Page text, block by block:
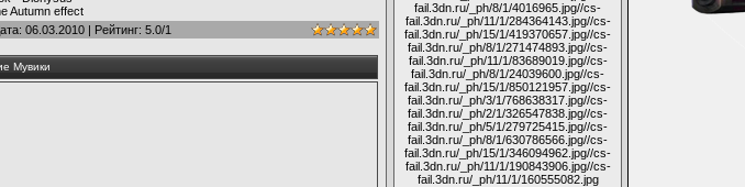
Autumn effect
06.03.2010 | Рейтинг: 5.0/1
Мувики
fail.3dn.ru/_ph/8/1/4016965.jpg//cs-
fail.3dn.ru/_ph/11/1/284364143.jpg//cs-
fail.3dn.ru/_ph/15/1/419370657.jpg//cs-
fail.3dn.ru/_ph/8/1/271474893.jpg//cs-
fail.3dn.ru/_ph/11/1/83689019.jpg//cs-
fail.3dn.ru/_ph/8/1/24039600.jpg//cs-
fail.3dn.ru/_ph/15/1/850121957.jpg//cs-
fail.3dn.ru/_ph/3/1/768638317.jpg//cs-
fail.3dn.ru/_ph/2/1/326547838.jpg//cs-
fail.3dn.ru/_ph/5/1/279725415.jpg//cs-
fail.3dn.ru/_ph/8/1/630786566.jpg//cs-
fail.3dn.ru/_ph/15/1/346094962.jpg//cs-
fail.3dn.ru/_ph/11/1/190843906.jpg//cs-
fail.3dn.ru/_ph/11/1/160555082.jpg